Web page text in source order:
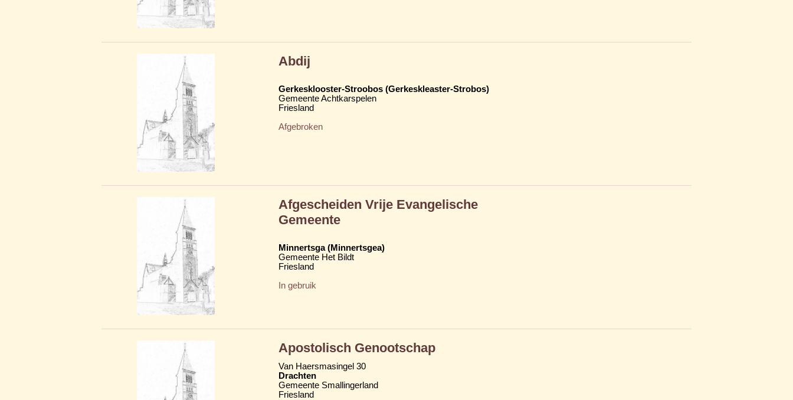
Abdij
Gerkesklooster-Stroobos (Gerkeskleaster-Strobos)
Gemeente Achtkarspelen
Friesland
Afgebroken
Afgescheiden Vrije Evangelische
Gemeente
Minnertsga (Minnertsgea)
Gemeente Het Bildt
Friesland
In gebruik
Apostolisch Genootschap
Van Haersmasingel 30
Drachten
Gemeente Smallingerland
Friesland